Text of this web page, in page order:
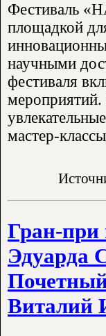
Фестиваль
площадкой
научными
фестиваля
мастер-
Гран-при
Эдуарда
Виталий